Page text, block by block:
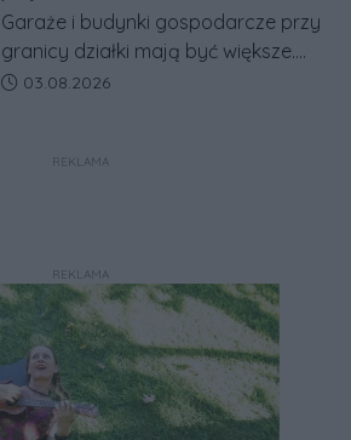
w jeden system.
Garaże i budynki gospodarcze przy
granicy działki mają być większe.
Projekt zaostrza też zasady
Data dodania artykułu:
03.08.2026
REKLAMA
REKLAMA